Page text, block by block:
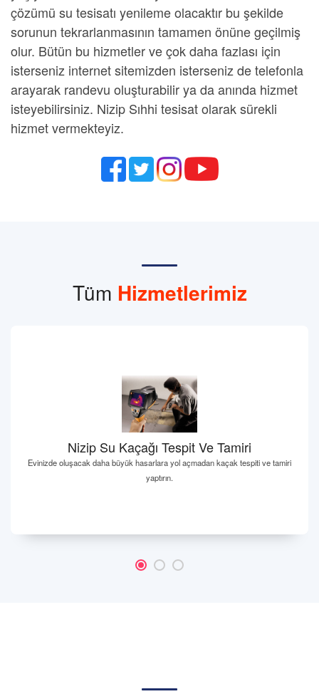
çözümü su tesisatı yenilemeolacaktır bu şekilde
sorunun tekrarlanmasının tamamen önüne geçilmiş
olur. Bütün bu hizmetler ve çok daha fazlası için
isterseniz internet sitemizden isterseniz de telefonla
arayarak randevu oluşturabilir ya da anında hizmet
isteyebilirsiniz. Nizip Sıhhi tesisatolarak sürekli
hizmet vermekteyiz.
Tüm Hizmetlerimiz
Nizip Su Kaçağı Tespit Ve Tamiri
Evinizde oluşacak daha büyük hasarlara yol açmadan kaçak tespiti ve tamiri
yaptırın.